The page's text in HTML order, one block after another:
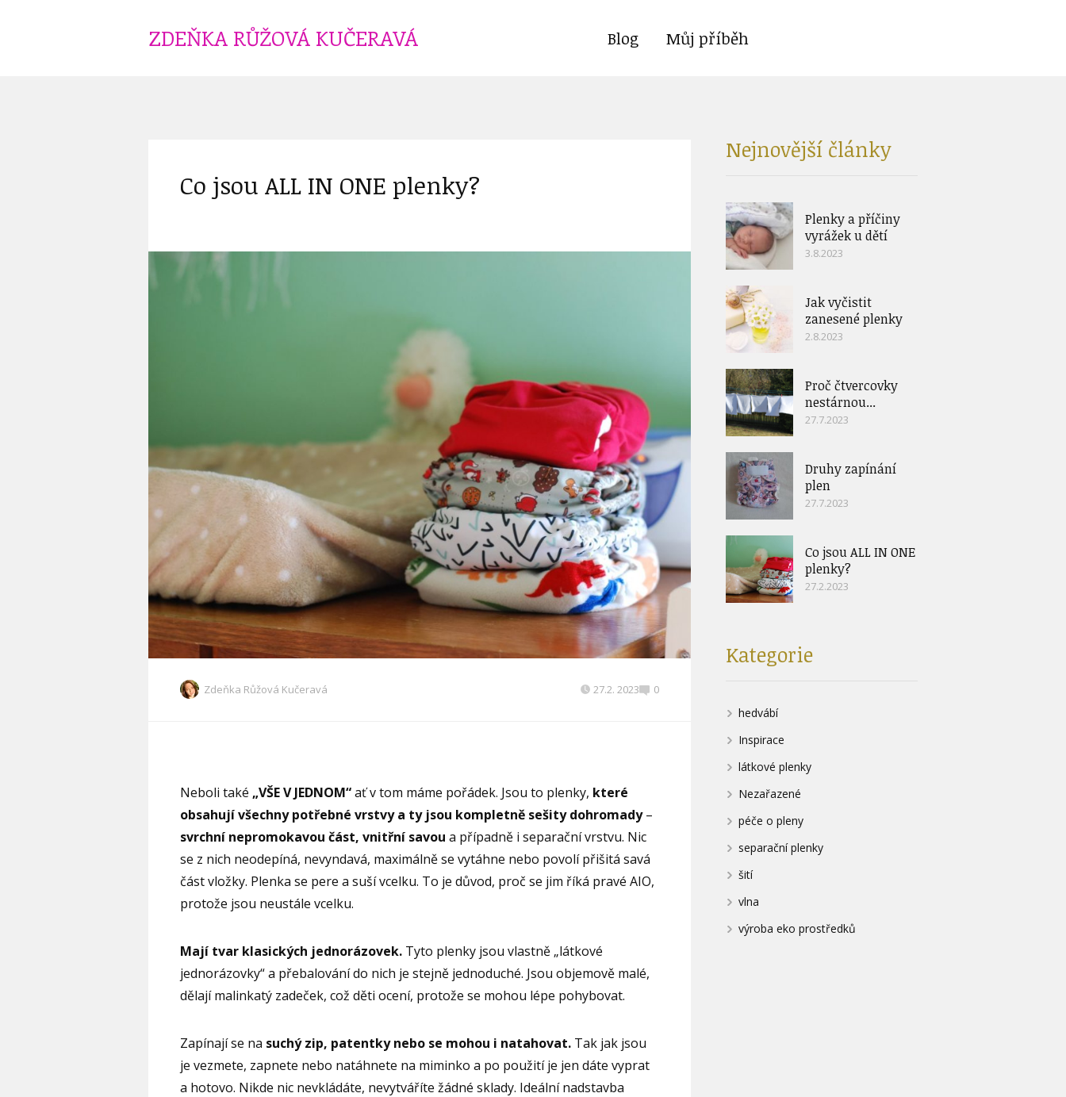
ZDEŇKA RŮŽOVÁ KUČERAVÁ Blog Můj příběh
Co jsou ALL IN ONE plenky?
Zdeňka Růžová Kučeravá 27.2. 2023 0
Neboli také „VŠE V JEDNOM“ať v tom máme pořádek. Jsou to plenky, které
obsahují všechny potřebné vrstvy a ty jsou kompletně sešity dohromady–
svrchní nepromokavou část, vnitřní savou a případně i separační vrstvu. Nic
se z nich neodepíná, nevyndavá, maximálně se vytáhne nebo povolí přišitá savá
část vložky. Plenka se pere a suší vcelku. To je důvod, proč se jim říká pravé AIO,
protože jsou neustále vcelku.
Mají tvar klasických jednorázovek. Tyto plenky jsou vlastně „látkové
jednorázovky“ a přebalování do nich je stejně jednoduché. Jsou objemově malé,
dělají malinkatý zadeček, což děti ocení, protože se mohou lépe pohybovat.
Zapínají se na suchý zip, patentky nebo se mohou i natahovat. Tak jak jsou
je vezmete, zapnete nebo natáhnete na miminko a po použití je jen dáte vyprat
a hotovo. Nikde nic nevkládáte, nevytváříte žádné sklady. Ideální nadstavba
Nejnovější články
Plenky a příčiny
vyrážek u dětí
3.8.2023
Jak vyčistit
zanesené plenky
2.8.2023
Proč čtvercovky
nestárnou...
27.7.2023
Druhy zapínání
plen
27.7.2023
Co jsou ALL IN ONE
plenky?
27.2.2023
Kategorie
hedvábí
Inspirace
látkové plenky
Nezařazené
péče o pleny
separační plenky
šití
vlna
výroba eko prostředků